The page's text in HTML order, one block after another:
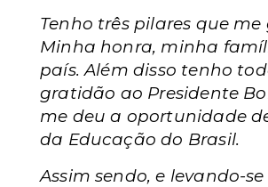
Tenho três pilares que
Minha honra, minha
país. Além disso tenho
gratidão ao Presidente
me deu a oportunidade
da Educação do Brasil.
Assim sendo, e levando-